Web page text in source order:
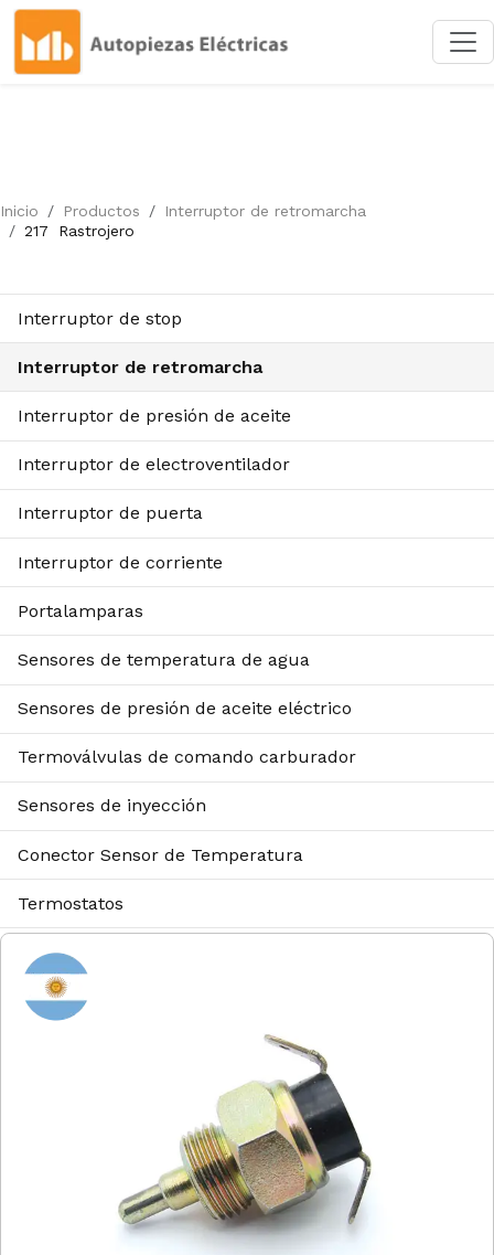
Inicio Productos
Interruptor de retromarcha
217
Rastrojero
Interruptor de stop
Interruptor de retromarcha
Interruptor de presión de aceite
Interruptor de electroventilador
Interruptor de puerta
Interruptor de corriente
Portalamparas
Sensores de temperatura de agua
Sensores de presión de aceite eléctrico
Termoválvulas de comando carburador
Sensores de inyección
Conector Sensor de Temperatura
Termostatos